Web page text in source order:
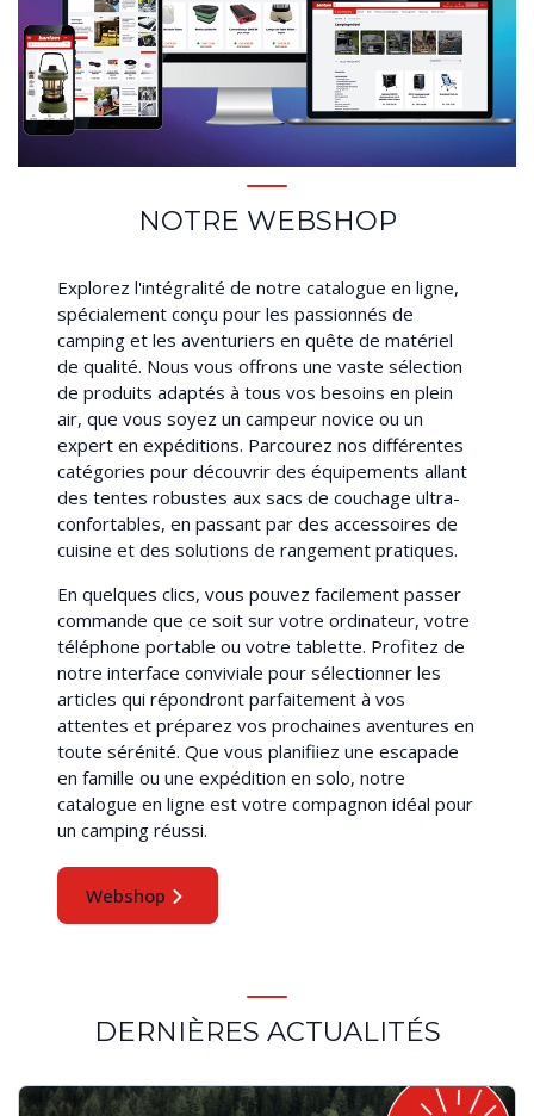
NOTRE WEBSHOP
Explorez l'intégralité de notre catalogue en ligne,
spécialement conçu pour les passionnés de
camping et les aventuriers en quête de matériel
de qualité. Nous vous offrons une vaste sélection
de produits adaptés à tous vos besoins en plein
air, que vous soyez un campeur novice ou un
expert en expéditions. Parcourez nos différentes
catégories pour découvrir des équipements allant
des tentes robustes aux sacs de couchage ultra-
confortables, en passant par des accessoires de
cuisine et des solutions de rangement pratiques.
En quelques clics, vous pouvez facilement passer
commande que ce soit sur votre ordinateur, votre
téléphone portable ou votre tablette. Profitez de
notre interface conviviale pour sélectionner les
articles qui répondront parfaitement à vos
attentes et préparez vos prochaines aventures en
toute sérénité. Que vous planifiiez une escapade
en famille ou une expédition en solo, notre
catalogue en ligne est votre compagnon idéal pour
un camping réussi.
Webshop
DERNIÈRES ACTUALITÉS